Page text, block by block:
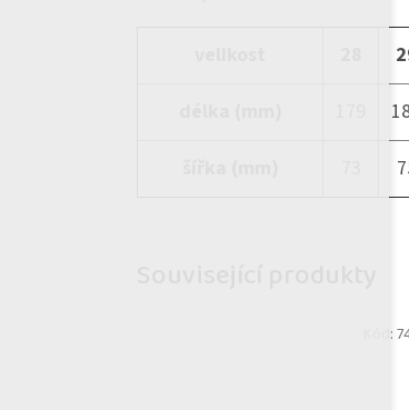
Kód: